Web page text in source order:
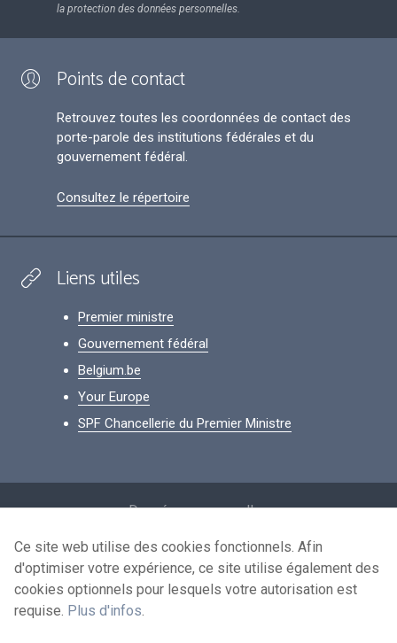
la protection des données personnelles.
Points de contact
Retrouvez toutes les coordonnées de contact des
porte-parole des institutions fédérales et du
gouvernement fédéral.
Consultez le répertoire
Liens utiles
Premier ministre
Gouvernement fédéral
Belgium.be
Your Europe
SPF Chancellerie du Premier Ministre
Données personnelles
Conditions de réutilisation
Contactez-nous
Ce site web utilise des cookies fonctionnels. Afin
d'optimiser votre expérience, ce site utilise également des
cookies optionnels pour lesquels votre autorisation est
requise. Plus d'infos.